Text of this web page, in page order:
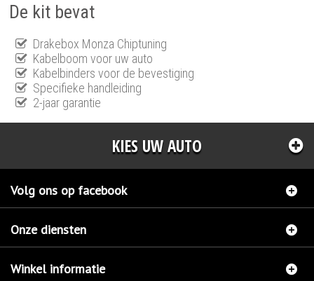
De kit bevat
Drakebox Monza Chiptuning
Kabelboom voor uw auto
Kabelbinders voor de bevestiging
Specifieke handleiding
2-jaar garantie
KIES UW AUTO
Volg ons op facebook
Onze diensten
Winkel informatie